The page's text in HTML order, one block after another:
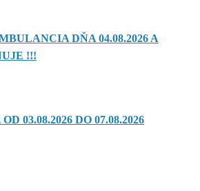
DŇA 04.08.2026 A
!!!
03.08.2026 DO 07.08.2026